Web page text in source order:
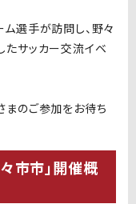
選手が訪問し、野々
サッカー交流イベ
のご参加をお待ち
市市」開催概